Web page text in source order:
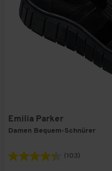
Emilia Parker
Damen Bequem-Schnürer
(103)